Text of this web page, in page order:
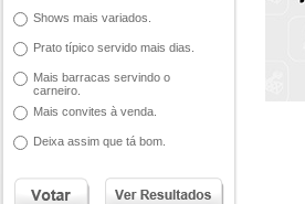
Shows mais variados.
Prato típico servido mais dias.
Mais barracas servindo o
carneiro.
Mais convites à venda.
Deixa assim que tá bom.